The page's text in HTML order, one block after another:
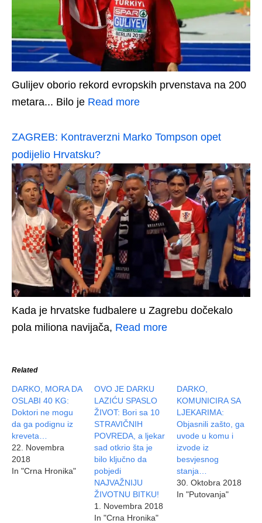
Gulijev oborio rekord evropskih prvenstava na 200
metara... Bilo je Read more
ZAGREB: Kontraverzni Marko Tompson opet
podijelio Hrvatsku?
Kada je hrvatske fudbalere u Zagrebu dočekalo
pola miliona navijača, Read more
Related
DARKO, MORA DA
OSLABI 40 KG:
Doktori ne mogu
da ga podignu iz
kreveta…
22. Novembra
2018
In "Crna Hronika"
OVO JE DARKU
LAZIĆU SPASLO
ŽIVOT: Bori sa 10
STRAVIČNIH
POVREDA, a ljekar
sad otkrio šta je
bilo ključno da
pobjedi
NAJVAŽNIJU
ŽIVOTNU BITKU!
1. Novembra 2018
In "Crna Hronika"
DARKO,
KOMUNICIRA SA
LJEKARIMA:
Objasnili zašto, ga
uvode u komu i
izvode iz
besvjesnog
stanja…
30. Oktobra 2018
In "Putovanja"